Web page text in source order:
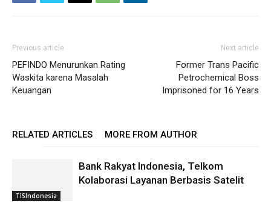
Previous article
PEFINDO Menurunkan Rating
Waskita karena Masalah
Keuangan
Next article
Former Trans Pacific
Petrochemical Boss
Imprisoned for 16 Years
RELATED ARTICLES MORE FROM AUTHOR
TISIndonesia
Bank Rakyat Indonesia, Telkom
Kolaborasi Layanan Berbasis Satelit